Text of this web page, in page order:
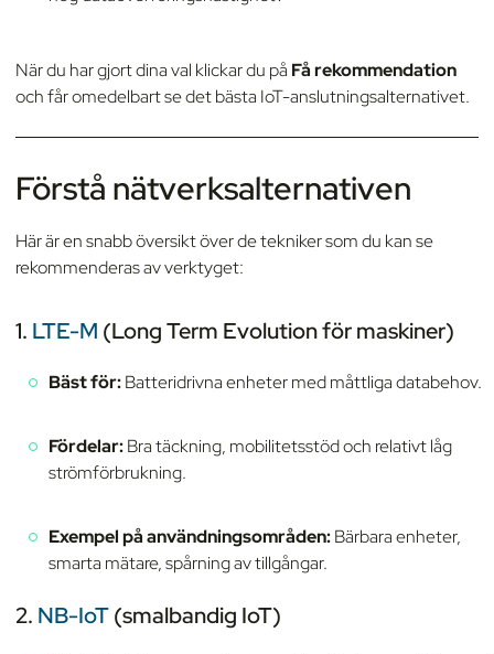
När du har gjort dina val klickar du på Få rekommendation
och får omedelbart se det bästa IoT-anslutningsalternativet.
Förstå nätverksalternativen
Här är en snabb översikt över de tekniker som du kan se
rekommenderas av verktyget:
1. LTE-M (Long Term Evolution för maskiner)
Bäst för:Batteridrivna enheter med måttliga databehov.
Fördelar:Bra täckning, mobilitetsstöd och relativt låg
strömförbrukning.
Exempel på användningsområden:Bärbara enheter,
smarta mätare, spårning av tillgångar.
2. NB-IoT(smalbandig IoT)